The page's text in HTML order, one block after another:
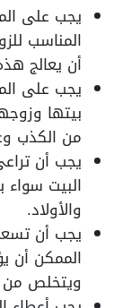
يجب على
المناسب
أن يعالج
يجب على
بيتها
من الكذب
يجب أن
البيت سواء
والأولاد.
يجب أن
الممكن أن
ويتخلص من